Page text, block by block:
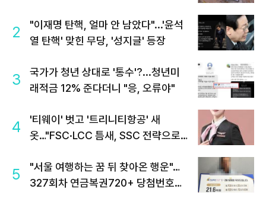
2
"이재명 탄핵, 얼마 안 남았다"...'윤석
열 탄핵' 맞힌 무당, '성지글' 등장
3
국가가 청년 상대로 '통수'?...청년미
래적금 12% 준다더니 "응, 오류야"
4
'티웨이' 벗고 '트리니티항공' 새
옷…"FSC·LCC 틈새, SSC 전략으로
5
"서울 여행하는 꿈 뒤 찾아온 행운"…
327회차 연금복권720+ 당첨번호조